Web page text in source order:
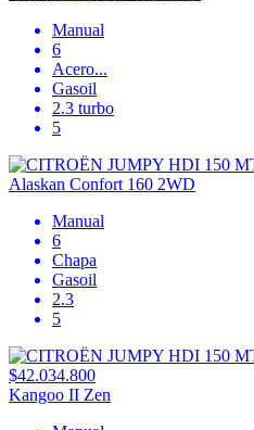
Manual
6
Acero...
Gasoil
2.3 turbo
5
Alaskan Confort 160 2WD
Manual
6
Chapa
Gasoil
2.3
5
$42.034.800
Kangoo II Zen